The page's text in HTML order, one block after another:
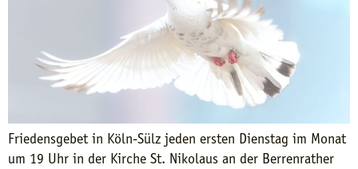
Friedensgebet in Köln-Sülz jeden ersten Dienstag im Monat
um 19 Uhr in der Kirche St. Nikolaus an der Berrenrather